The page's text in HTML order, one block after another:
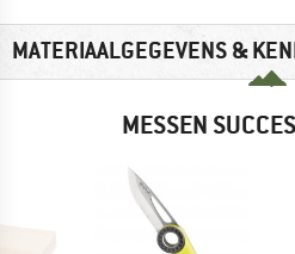
MATERIAALGEGEVENS &
MESSEN